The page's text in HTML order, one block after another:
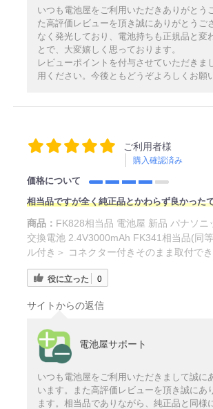
いつも電池屋をご利用いただきありがとう
た高評価レビューを頂き誠にありがとうご
なく発光しており、電池持ちも正規品と変
とで、大変嬉しく思っております。
レビューポイントを付与させていただきま
用ください。今後ともどうぞよろしくお願
ご利用者様
購入確認済み
価格について
相当品ですが全く純正品とかわらず良かった
商品： FK828相当品 電池屋 新品 パナソニ
交換電池 2.4V3000mAh FK341相当品(同
ル付き＞ コネクター付きそのまま取付でき
役に立った 0
サイトからの返信
電池屋サポート
いつも電池屋をご利用いただきまして誠に
います。また高評価レビューを頂き誠にあ
ます。相当品でありながら、純正品と同様